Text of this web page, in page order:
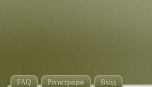
FAQ Регистрация Вход